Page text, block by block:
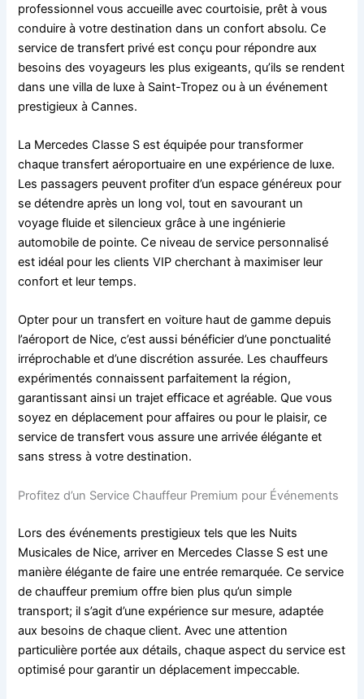
professionnel vous accueille avec courtoisie, prêt à vous
conduire à votre destination dans un confort absolu. Ce
service de transfert privé est conçu pour répondre aux
besoins des voyageurs les plus exigeants, qu’ils se rendent
dans une villa de luxe à Saint-Tropez ou à un événement
prestigieux à Cannes.
La Mercedes Classe S est équipée pour transformer
chaque transfert aéroportuaire en une expérience de luxe.
Les passagers peuvent profiter d’un espace généreux pour
se détendre après un long vol, tout en savourant un
voyage fluide et silencieux grâce à une ingénierie
automobile de pointe. Ce niveau de service personnalisé
est idéal pour les clients VIP cherchant à maximiser leur
confort et leur temps.
Opter pour un transfert en voiture haut de gamme depuis
l’aéroport de Nice, c’est aussi bénéficier d’une ponctualité
irréprochable et d’une discrétion assurée. Les chauffeurs
expérimentés connaissent parfaitement la région,
garantissant ainsi un trajet efficace et agréable. Que vous
soyez en déplacement pour affaires ou pour le plaisir, ce
service de transfert vous assure une arrivée élégante et
sans stress à votre destination.
Profitez d’un Service Chauffeur Premium pour Événements
Lors des événements prestigieux tels que les Nuits
Musicales de Nice, arriver en Mercedes Classe S est une
manière élégante de faire une entrée remarquée. Ce service
de chauffeur premium offre bien plus qu’un simple
transport; il s’agit d’une expérience sur mesure, adaptée
aux besoins de chaque client. Avec une attention
particulière portée aux détails, chaque aspect du service est
optimisé pour garantir un déplacement impeccable.